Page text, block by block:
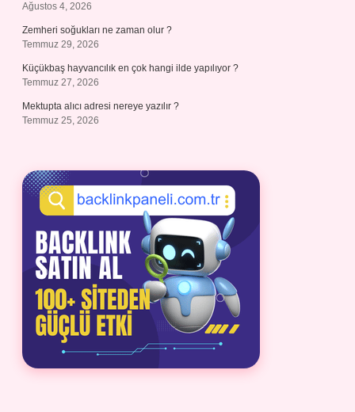
Ağustos 4, 2026
Zemheri soğukları ne zaman olur ?
Temmuz 29, 2026
Küçükbaş hayvancılık en çok hangi ilde yapılıyor ?
Temmuz 27, 2026
Mektupta alıcı adresi nereye yazılır ?
Temmuz 25, 2026